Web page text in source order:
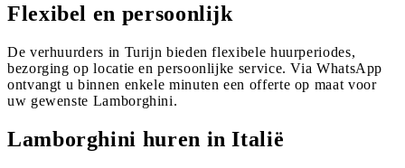
Flexibel en persoonlijk
De verhuurders in Turijn bieden flexibele huurperiodes,
bezorging op locatie en persoonlijke service. Via WhatsApp
ontvangt u binnen enkele minuten een offerte op maat voor
uw gewenste Lamborghini.
Lamborghini huren in Italië